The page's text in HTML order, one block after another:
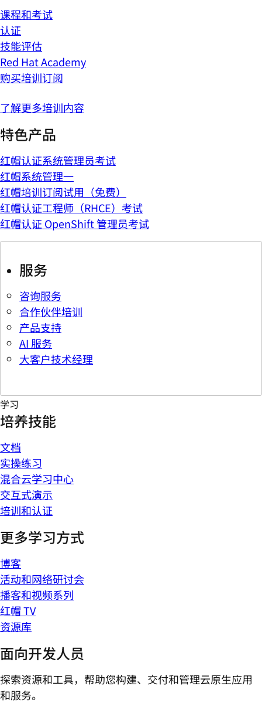
课程和考试
认证
技能评估
Red Hat Academy
购买培训订阅
了解更多培训内容
特色产品
红帽认证系统管理员考试
红帽系统管理一
红帽培训订阅试用（免费）
红帽认证工程师（RHCE）考试
红帽认证 OpenShift 管理员考试
服务
咨询服务
合作伙伴培训
产品支持
AI 服务
大客户技术经理
学习
培养技能
文档
实操练习
混合云学习中心
交互式演示
培训和认证
更多学习方式
博客
活动和网络研讨会
播客和视频系列
红帽 TV
资源库
面向开发人员
探索资源和工具，帮助您构建、交付和管理云原生应用
和服务。